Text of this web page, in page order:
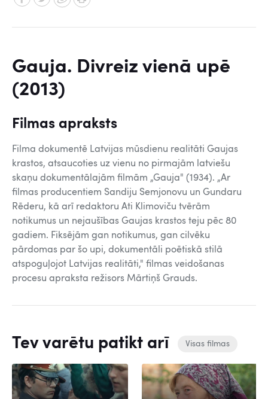
Gauja. Divreiz vienā upē
(2013)
Filmas apraksts
Filma dokumentē Latvijas mūsdienu realitāti Gaujas
krastos, atsaucoties uz vienu no pirmajām latviešu
skaņu dokumentālajām filmām „Gauja" (1934). „Ar
filmas producentiem Sandiju Semjonovu un Gundaru
Rēderu, kā arī redaktoru Ati Klimoviču tvērām
notikumus un nejaušības Gaujas krastos teju pēc 80
gadiem. Fiksējām gan notikumus, gan cilvēku
pārdomas par šo upi, dokumentāli poētiskā stilā
atspoguļojot Latvijas realitāti," filmas veidošanas
procesu apraksta režisors Mārtiņš Grauds.
Tev varētu patikt arī Visas filmas